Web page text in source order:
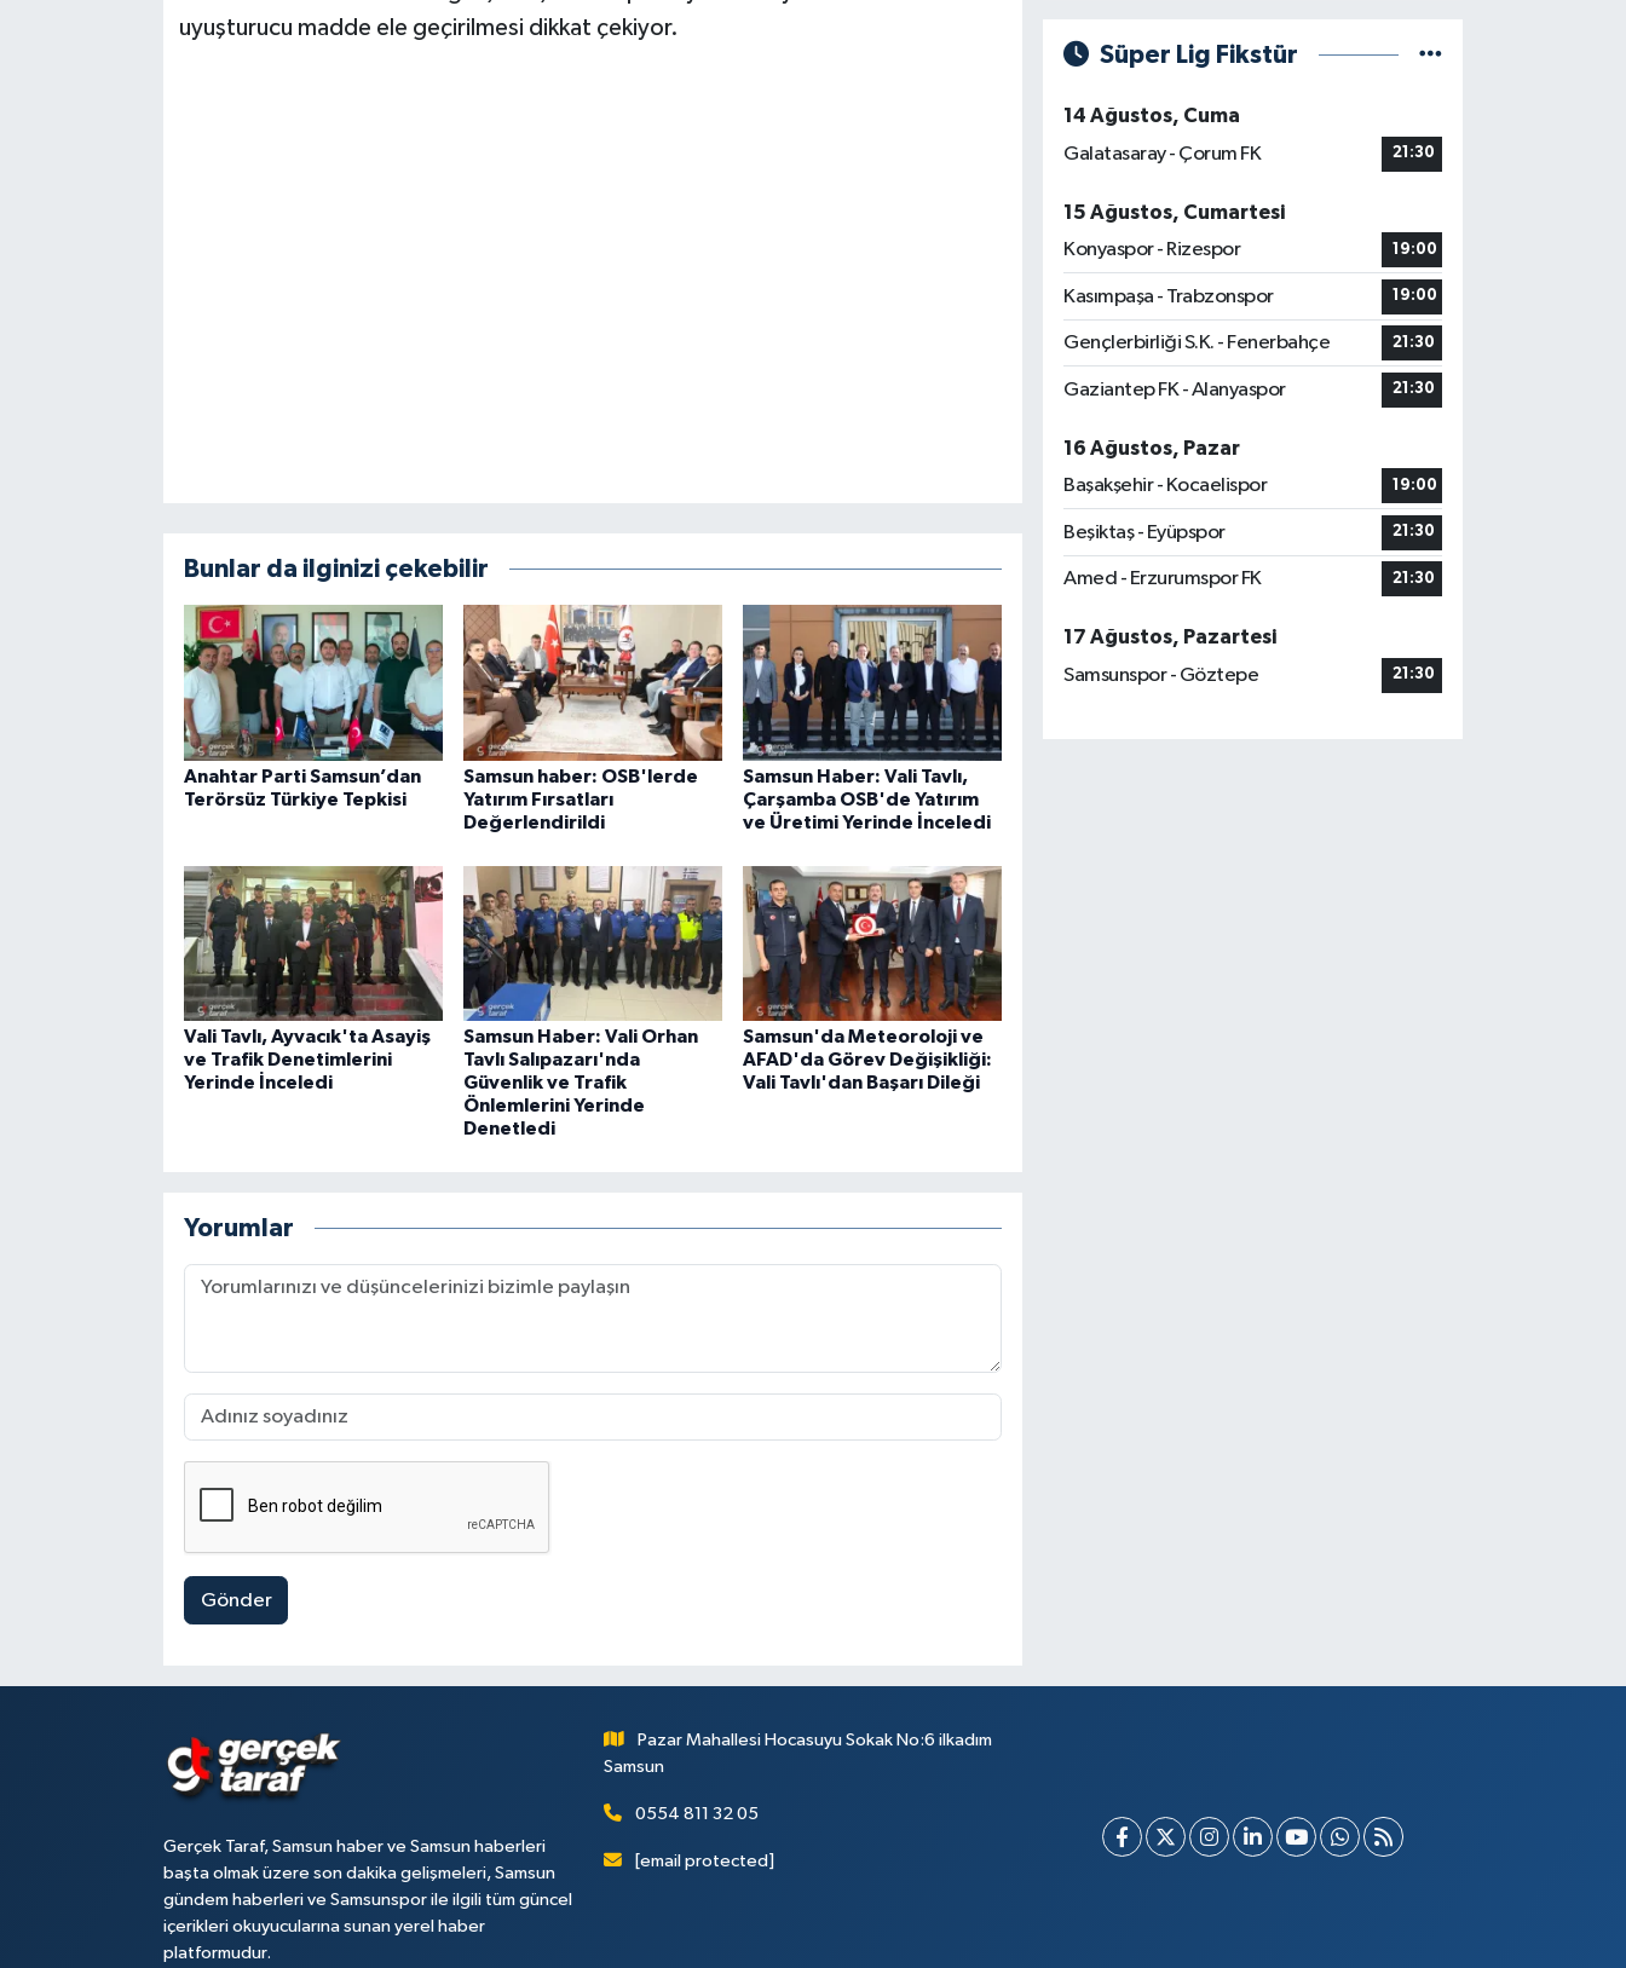
uyuşturucu madde ele geçirilmesi dikkat çekiyor.
Bunlar da ilginizi çekebilir
Anahtar Parti Samsun’dan
Terörsüz Türkiye Tepkisi
Samsun haber: OSB'lerde
Yatırım Fırsatları
Değerlendirildi
Samsun Haber: Vali Tavlı,
Çarşamba OSB'de Yatırım
ve Üretimi Yerinde İnceledi
Vali Tavlı, Ayvacık'ta Asayiş
ve Trafik Denetimlerini
Yerinde İnceledi
Samsun Haber: Vali Orhan
Tavlı Salıpazarı'nda
Güvenlik ve Trafik
Önlemlerini Yerinde
Denetledi
Samsun'da Meteoroloji ve
AFAD'da Görev Değişikliği:
Vali Tavlı'dan Başarı Dileği
Yorumlar
Gönder
Süper Lig Fikstür
14 Ağustos, Cuma
Galatasaray - Çorum FK
21:30
15 Ağustos, Cumartesi
Konyaspor - Rizespor
19:00
Kasımpaşa - Trabzonspor 19:00
Gençlerbirliği S.K. - Fenerbahçe 21:30
Gaziantep FK - Alanyaspor 21:30
16 Ağustos, Pazar
Başakşehir - Kocaelispor
19:00
Beşiktaş - Eyüpspor 21:30
Amed - Erzurumspor FK 21:30
17 Ağustos, Pazartesi
Samsunspor - Göztepe
21:30
Gerçek Taraf, Samsun haber ve Samsun haberleri
başta olmak üzere son dakika gelişmeleri, Samsun
gündem haberleri ve Samsunspor ile ilgili tüm güncel
içerikleri okuyucularına sunan yerel haber
platformudur.
Pazar Mahallesi Hocasuyu Sokak No:6 ilkadım
Samsun
0554 811 32 05
[email protected]